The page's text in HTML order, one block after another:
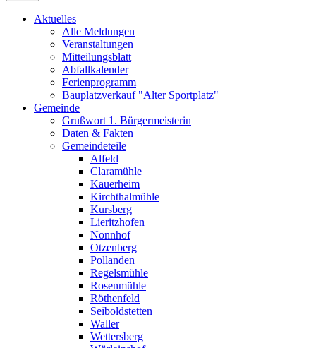
Aktuelles
Alle Meldungen
Veranstaltungen
Mitteilungsblatt
Abfallkalender
Ferienprogramm
Bauplatzverkauf "Alter Sportplatz"
Gemeinde
Grußwort 1. Bürgermeisterin
Daten & Fakten
Gemeindeteile
Alfeld
Claramühle
Kauerheim
Kirchthalmühle
Kursberg
Lieritzhofen
Nonnhof
Otzenberg
Pollanden
Regelsmühle
Rosenmühle
Röthenfeld
Seiboldstetten
Waller
Wettersberg